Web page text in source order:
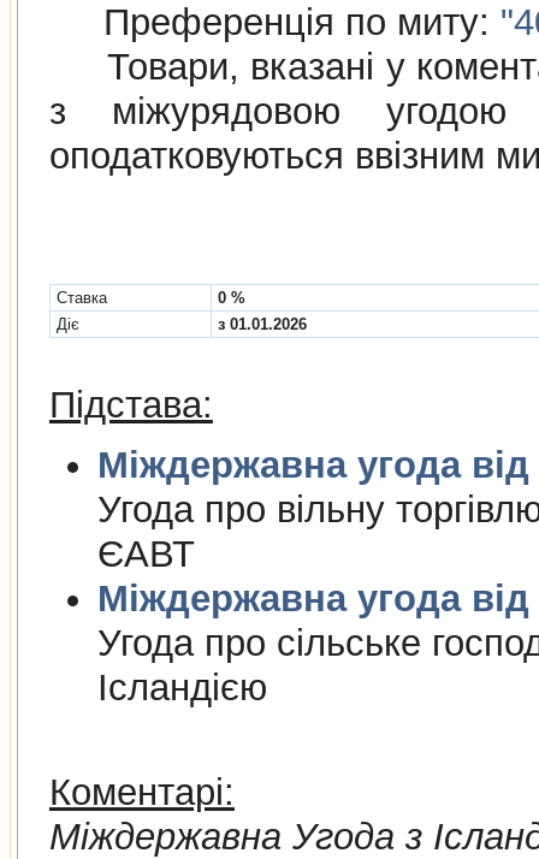
Преференція по миту:
Товари, вказані у
з мiжурядовою
оподатковуються ввізним
Cтавка
0 %
Діє
з 01.01.2026
Підстава:
Угода про вiльну
ЄАВТ
Угода про сiльське
Iсландiєю
Коментарі:
Мiждержавна Угода з